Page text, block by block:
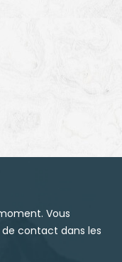
Vous
contact dans les